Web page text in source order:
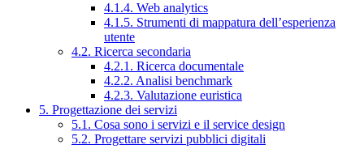
4.1.4. Web analytics
4.1.5. Strumenti di mappatura dell’esperienza
utente
4.2. Ricerca secondaria
4.2.1. Ricerca documentale
4.2.2. Analisi benchmark
4.2.3. Valutazione euristica
5. Progettazione dei servizi
5.1. Cosa sono i servizi e il service design
5.2. Progettare servizi pubblici digitali